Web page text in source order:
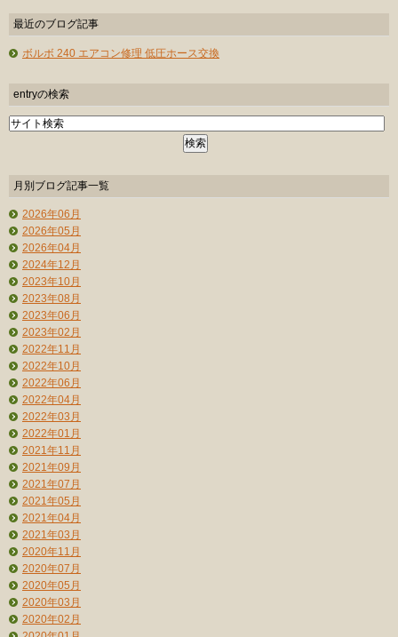
最近のブログ記事
ボルボ 240 エアコン修理 低圧ホース交換
entryの検索
月別ブログ記事一覧
2026年06月
2026年05月
2026年04月
2024年12月
2023年10月
2023年08月
2023年06月
2023年02月
2022年11月
2022年10月
2022年06月
2022年04月
2022年03月
2022年01月
2021年11月
2021年09月
2021年07月
2021年05月
2021年04月
2021年03月
2020年11月
2020年07月
2020年05月
2020年03月
2020年02月